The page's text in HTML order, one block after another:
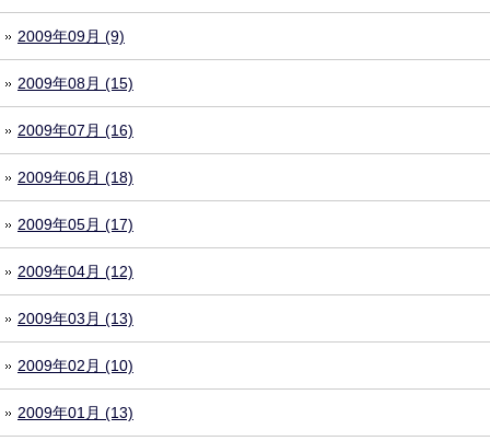
2009年09月 (9)
2009年08月 (15)
2009年07月 (16)
2009年06月 (18)
2009年05月 (17)
2009年04月 (12)
2009年03月 (13)
2009年02月 (10)
2009年01月 (13)